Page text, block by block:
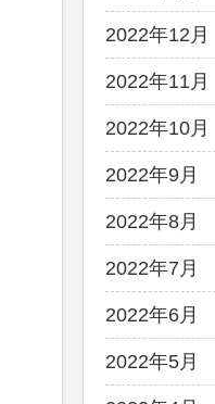
2022年12月
2022年11月
2022年10月
2022年9月
2022年8月
2022年7月
2022年6月
2022年5月